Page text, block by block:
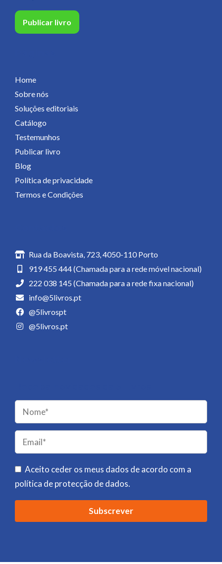
Publicar livro
Home
Sobre nós
Soluções editoriais
Catálogo
Testemunhos
Publicar livro
Blog
Política de privacidade
Termos e Condições
Rua da Boavista, 723, 4050-110 Porto
919 455 444 (Chamada para a rede móvel nacional)
222 038 145 (Chamada para a rede fixa nacional)
info@5livros.pt
@5livrospt
@5livros.pt
Please
leave
this
field
empty.
Aceito ceder os meus dados de acordo com a
política de protecção de dados.